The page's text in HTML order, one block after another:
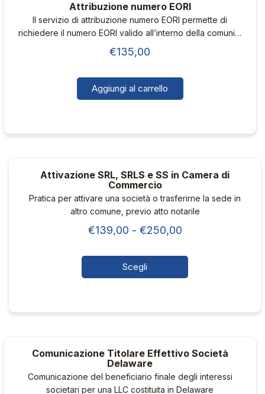
Le
opzioni
possono
essere
nella
pagina
Attribuzione numero EORI
Il servizio di attribuzione numero EORI permette di
richiedere il numero EORI valido all’interno della comunità
europea o nel Regno Unito
€135,00
Aggiungi al carrello
Attivazione SRL, SRLS e SS in Camera di
Commercio
Pratica per attivare una società o trasferirne la sede in
altro comune, previo atto notarile
€139,00 - €250,00Fascia
da
a
Scegli
Questo
ha
Le
opzioni
possono
Comunicazione Titolare Effettivo Società
Delaware
Comunicazione del beneficiario finale degli interessi
societari per una LLC costituita in Delaware